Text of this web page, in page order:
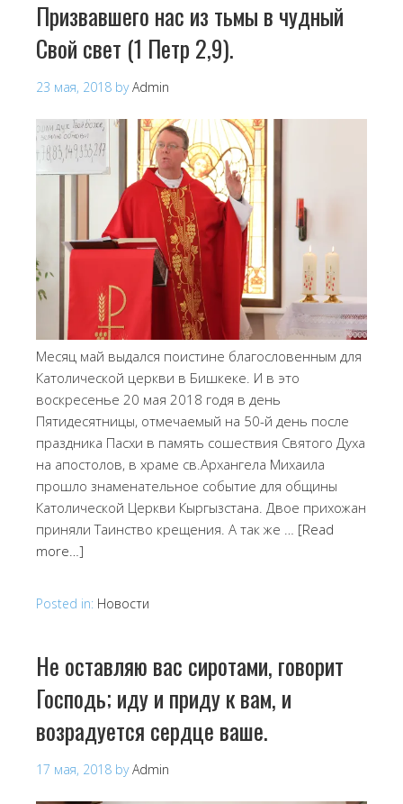
Призвавшего нас из тьмы в чудный
Свой свет (1 Петр 2,9).
23 мая, 2018 byAdmin
Месяц май выдался поистине благословенным для
Католической церкви в Бишкеке. И в это
воскресенье 20 мая 2018 годя в день
Пятидесятницы, отмечаемый на 50-й день после
праздника Пасхи в память сошествия Святого Духа
на апостолов, в храме св.Архангела Михаила
прошло знаменательное событие для общины
Католической Церкви Кыргызстана. Двое прихожан
приняли Таинство крещения. А так же … [Read
more…]
Posted in: Новости
Не оставляю вас сиротами, говорит
Господь; иду и приду к вам, и
возрадуется сердце ваше.
17 мая, 2018 byAdmin